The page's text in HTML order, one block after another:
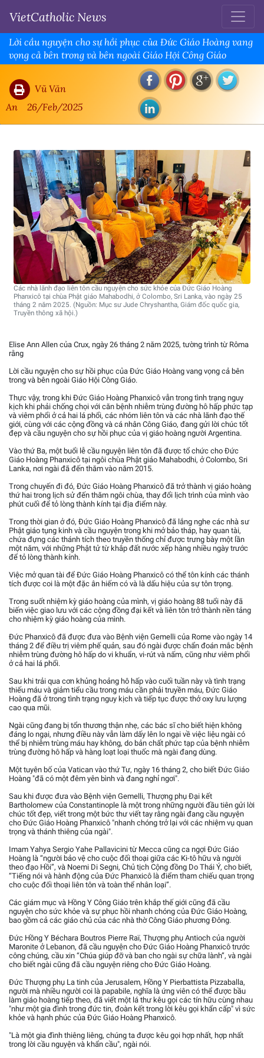
VietCatholic News
Lời cầu nguyện cho sự hồi phục của Đức Giáo Hoàng vang
vọng cả bên trong và bên ngoài Giáo Hội Công Giáo
Vũ Văn
An
26/Feb/2025
Các nhà lãnh đạo liên tôn cầu nguyện cho sức khỏe của Đức Giáo Hoàng
Phanxicô tại chùa Phật giáo Mahabodhi, ở Colombo, Sri Lanka, vào ngày 25
tháng 2 năm 2025. (Nguồn: Mục sư Jude Chryshantha, Giám đốc quốc gia,
Truyền thông xã hội.)
Elise Ann Allen của Crux, ngày 26 tháng 2 năm 2025, tường trình từ Rôma
rằng
Lời cầu nguyện cho sự hồi phục của Đức Giáo Hoàng vang vọng cả bên
trong và bên ngoài Giáo Hội Công Giáo.
Thực vậy, trong khi Đức Giáo Hoàng Phanxicô vẫn trong tình trạng nguy
kịch khi phải chống chọi với căn bệnh nhiễm trùng đường hô hấp phức tạp
và viêm phổi ở cả hai lá phổi, các nhóm liên tôn và các nhà lãnh đạo thế
giới, cùng với các cộng đồng và cá nhân Công Giáo, đang gửi lời chúc tốt
đẹp và cầu nguyện cho sự hồi phục của vị giáo hoàng người Argentina.
Vào thứ Ba, một buổi lễ cầu nguyện liên tôn đã được tổ chức cho Đức
Giáo Hoàng Phanxicô tại ngôi chùa Phật giáo Mahabodhi, ở Colombo, Sri
Lanka, nơi ngài đã đến thăm vào năm 2015.
Trong chuyến đi đó, Đức Giáo Hoàng Phanxicô đã trở thành vị giáo hoàng
thứ hai trong lịch sử đến thăm ngôi chùa, thay đổi lịch trình của mình vào
phút cuối để tỏ lòng thành kính tại địa điểm này.
Trong thời gian ở đó, Đức Giáo Hoàng Phanxicô đã lắng nghe các nhà sư
Phật giáo tụng kinh và cầu nguyện trong khi mở bảo tháp, hay quan tài,
chứa đựng các thánh tích theo truyền thống chỉ được trưng bày một lần
một năm, với những Phật tử từ khắp đất nước xếp hàng nhiều ngày trước
để tỏ lòng thành kính.
Việc mở quan tài để Đức Giáo Hoàng Phanxicô có thể tôn kính các thánh
tích được coi là một đặc ân hiếm có và là dấu hiệu của sự tôn trọng.
Trong suốt nhiệm kỳ giáo hoàng của mình, vị giáo hoàng 88 tuổi này đã
biến việc giao lưu với các cộng đồng đại kết và liên tôn trở thành nền tảng
cho nhiệm kỳ giáo hoàng của mình.
Đức Phanxicô đã được đưa vào Bệnh viện Gemelli của Rome vào ngày 14
tháng 2 để điều trị viêm phế quản, sau đó ngài được chẩn đoán mắc bệnh
nhiễm trùng đường hô hấp do vi khuẩn, vi-rút và nấm, cũng như viêm phổi
ở cả hai lá phổi.
Sau khi trải qua cơn khủng hoảng hô hấp vào cuối tuần này và tình trạng
thiếu máu và giảm tiểu cầu trong máu cần phải truyền máu, Đức Giáo
Hoàng đã ở trong tình trạng nguy kịch và tiếp tục được thở oxy lưu lượng
cao qua mũi.
Ngài cũng đang bị tổn thương thận nhẹ, các bác sĩ cho biết hiện không
đáng lo ngại, nhưng điều này vẫn làm dấy lên lo ngại về việc liệu ngài có
thể bị nhiễm trùng máu hay không, do bản chất phức tạp của bệnh nhiễm
trùng đường hô hấp và hàng loạt loại thuốc mà ngài đang dùng.
Một tuyên bố của Vatican vào thứ Tư, ngày 16 tháng 2, cho biết Đức Giáo
Hoàng "đã có một đêm yên bình và đang nghỉ ngơi".
Sau khi được đưa vào Bệnh viện Gemelli, Thượng phụ Đại kết
Bartholomew của Constantinople là một trong những người đầu tiên gửi lời
chúc tốt đẹp, viết trong một bức thư viết tay rằng ngài đang cầu nguyện
cho Đức Giáo Hoàng Phanxicô "nhanh chóng trở lại với các nhiệm vụ quan
trọng và thánh thiêng của ngài".
Imam Yahya Sergio Yahe Pallavicini từ Mecca cũng ca ngợi Đức Giáo
Hoàng là “người bảo vệ cho cuộc đối thoại giữa các Ki-tô hữu và người
theo đạo Hồi”, và Noemi Di Segni, Chủ tịch Cộng đồng Do Thái Ý, cho biết,
“Tiếng nói và hành động của Đức Phanxicô là điểm tham chiếu quan trọng
cho cuộc đối thoại liên tôn và toàn thể nhân loại”.
Các giám mục và Hồng Y Công Giáo trên khắp thế giới cũng đã cầu
nguyện cho sức khỏe và sự phục hồi nhanh chóng của Đức Giáo Hoàng,
bao gồm cả các giáo chủ của các nhà thờ Công Giáo phương Đông.
Đức Hồng Y Béchara Boutros Pierre Raï, Thượng phụ Antioch của người
Maronite ở Lebanon, đã cầu nguyện cho Đức Giáo Hoàng Phanxicô trước
công chúng, cầu xin “Chúa giúp đỡ và ban cho ngài sự chữa lành”, và ngài
cho biết ngài cũng đã cầu nguyện riêng cho Đức Giáo Hoàng.
Đức Thượng phụ La tinh của Jerusalem, Hồng Y Pierbattista Pizzaballa,
người mà nhiều người coi là papabile, nghĩa là ứng viên có thể được bầu
làm giáo hoàng tiếp theo, đã viết một lá thư kêu gọi các tín hữu cùng nhau
"như một gia đình trong đức tin, đoàn kết trong lời kêu gọi khẩn cấp" vì sức
khỏe và hạnh phúc của Đức Giáo Hoàng Phanxicô.
"Là một gia đình thiêng liêng, chúng ta được kêu gọi hợp nhất, hợp nhất
trong lời cầu nguyện và khẩn cầu", ngài nói.